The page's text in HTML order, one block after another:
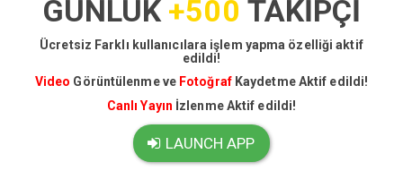
GÜNLÜK +500 TAKİPÇİ
Ücretsiz Farklı kullanıcılara işlem yapma özelliği aktif
edildi!
Video Görüntülenme ve Fotoğraf Kaydetme Aktif edildi!
Canlı Yayın İzlenme Aktif edildi!
LAUNCH APP